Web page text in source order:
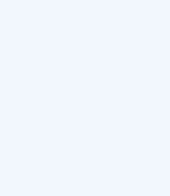
seni bekliyor!